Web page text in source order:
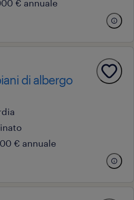
€ annuale
di albergo
€ annuale